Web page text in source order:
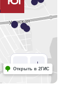
Открыть в 2ГИС